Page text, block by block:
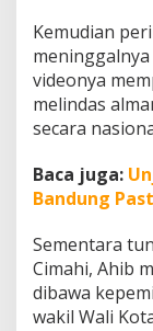
Kemudian
videonya
melindas
secara
Baca juga:
Bandung
Sementara
Cimahi, Ahib
dibawa
wakil Wali